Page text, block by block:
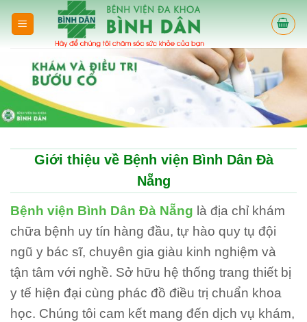
Giới thiệu về Bệnh viện Bình Dân Đà
Nẵng
Bệnh viện Bình Dân Đà Nẵng là địa chỉ khám
chữa bệnh uy tín hàng đầu, tự hào quy tụ đội
ngũ y bác sĩ, chuyên gia giàu kinh nghiệm và
tận tâm với nghề. Sở hữu hệ thống trang thiết bị
y tế hiện đại cùng phác đồ điều trị chuẩn khoa
học. Chúng tôi cam kết mang đến dịch vụ khám,